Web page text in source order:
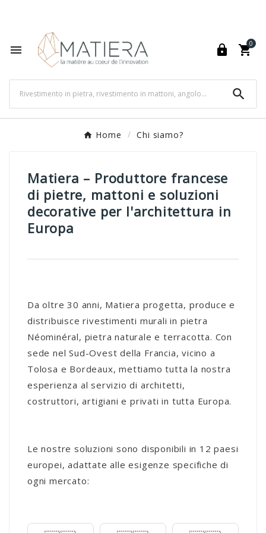
  
0

Home Chi siamo?
Matiera – Produttore francese
di pietre, mattoni e soluzioni
decorative per l'architettura in
Europa
Da oltre 30 anni, Matiera progetta, produce e
distribuisce rivestimenti murali in pietra
Néominéral, pietra naturale e terracotta. Con
sede nel Sud-Ovest della Francia, vicino a
Tolosa e Bordeaux, mettiamo tutta la nostra
esperienza al servizio di architetti,
costruttori, artigiani e privati in tutta Europa.
Le nostre soluzioni sono disponibili in 12 paesi
europei, adattate alle esigenze specifiche di
ogni mercato: